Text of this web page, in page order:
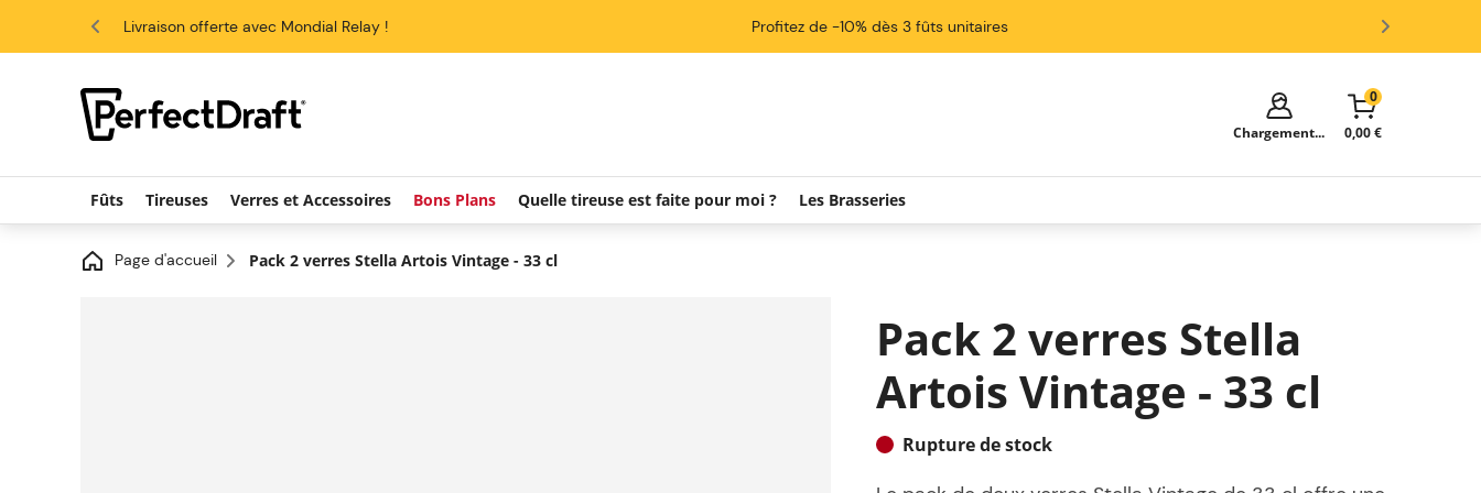
4.6/5 Livraison offerte avec Mondial Relay ! Profitez de -10% dès 3 fûts unitaires
Chargement...
0
0,00 €
Votre panier est vide!
remplissez votre panier d'économies.
Fûts Tireuses Verres et Accessoires Bons Plans Quelle tireuse est faite pour moi ? Les Brasseries
Page d'accueil Pack 2 verres Stella Artois Vintage - 33 cl
Pack 2 verres Stella
Artois Vintage - 33 cl
Rupture de stock